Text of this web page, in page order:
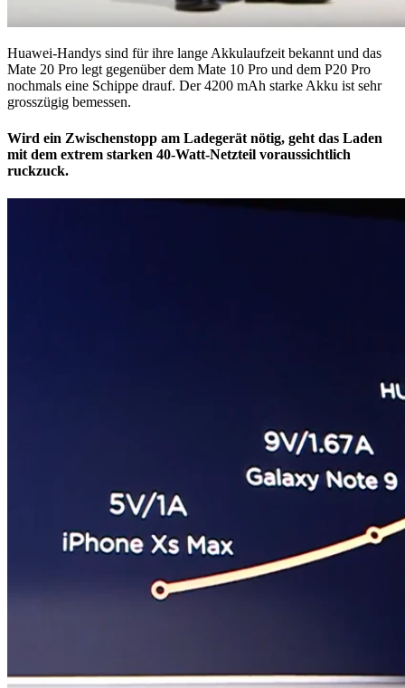
Huawei-Handys sind für ihre lange Akkulaufzeit bekannt und das
Mate 20 Pro legt gegenüber dem Mate 10 Pro und dem P20 Pro
nochmals eine Schippe drauf. Der 4200 mAh starke Akku ist sehr
grosszügig bemessen.
Wird ein Zwischenstopp am Ladegerät nötig, geht das Laden
mit dem extrem starken 40-Watt-Netzteil voraussichtlich
ruckzuck.